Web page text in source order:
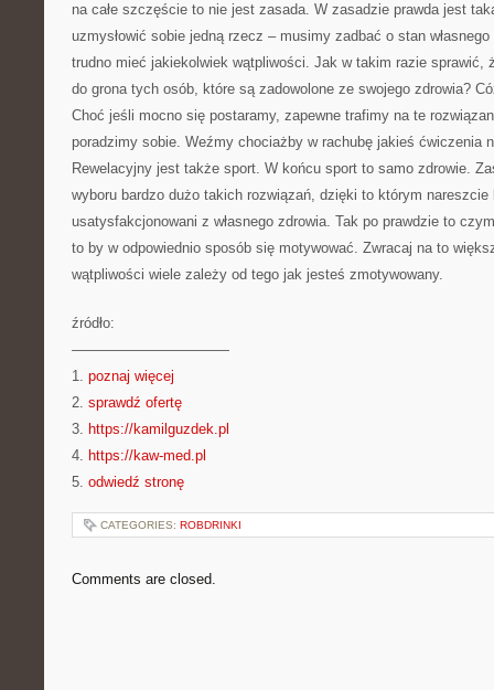
na całe szczęście to nie jest zasada. W zasadzie prawda jest
uzmysłowić sobie jedną rzecz – musimy zadbać o stan
trudno mieć jakiekolwiek wątpliwości. Jak w takim razie sprawić,
do grona tych osób, które są zadowolone ze swojego zdrowia?
Choć jeśli mocno się postaramy, zapewne trafimy na te
poradzimy sobie. Weźmy chociażby w rachubę jakieś ćwiczenia
Rewelacyjny jest także sport. W końcu sport to samo zdrowie.
wyboru bardzo dużo takich rozwiązań, dzięki to którym nareszcie
usatysfakcjonowani z własnego zdrowia. Tak po prawdzie to
to by w odpowiednio sposób się motywować. Zwracaj na to
wątpliwości wiele zależy od tego jak jesteś zmotywowany.
źródło:
———————————
1. poznaj więcej
2. sprawdź ofertę
3. https://kamilguzdek.pl
4. https://kaw-med.pl
5. odwiedź stronę
CATEGORIES: ROBDRINKI
Comments are closed.